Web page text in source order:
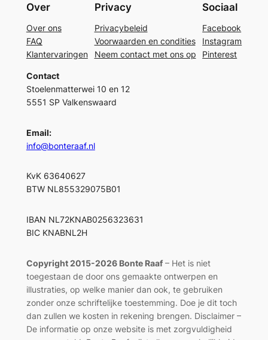
Over
Over ons
FAQ
Klantervaringen
Privacy
Privacybeleid
Voorwaarden en condities
Neem contact met ons op
Sociaal
Facebook
Instagram
Pinterest
Contact
Stoelenmatterwei 10 en 12
5551 SP Valkenswaard
Email:
info@bonteraaf.nl
KvK 63640627
BTW NL855329075B01
IBAN NL72KNAB0256323631
BIC KNABNL2H
Copyright 2015-2026 Bonte Raaf– Het is niet
toegestaan de door ons gemaakte ontwerpen en
illustraties, op welke manier dan ook, te gebruiken
zonder onze schriftelijke toestemming. Doe je dit toch
dan zullen we kosten in rekening brengen. Disclaimer –
De informatie op onze website is met zorgvuldigheid